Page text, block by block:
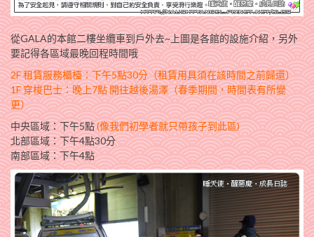
從GALA的本館二樓坐纜車到戶外去~上圖是各館的設施介紹，另外
要記得各區域最晚回程時間哦
2F 租賃服務櫃檯：下午5點30分（租賃用具須在該時間之前歸還）
1F 穿梭巴士：晚上7點 開往越後湯澤（春季期間，時間表有所變
更）
中央區域：下午5點(像我們初學者就只帶孩子到此區)
北部區域：下午4點30分
南部區域：下午4點